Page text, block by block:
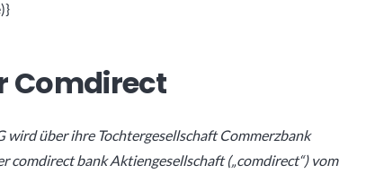
Comdirect
wird über ihre Tochtergesellschaft Commerzbank
bank Aktiengesellschaft („comdirect“) vom